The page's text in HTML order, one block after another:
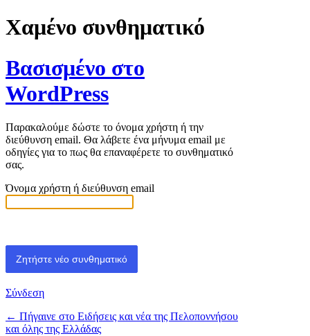
Χαμένο συνθηματικό
Βασισμένο στο
WordPress
Παρακαλούμε δώστε το όνομα χρήστη ή την
διεύθυνση email. Θα λάβετε ένα μήνυμα email με
οδηγίες για το πως θα επαναφέρετε το συνθηματικό
σας.
Όνομα χρήστη ή διεύθυνση email
Σύνδεση
← Πήγαινε στο Ειδήσεις και νέα της Πελοποννήσου
και όλης της Ελλάδας